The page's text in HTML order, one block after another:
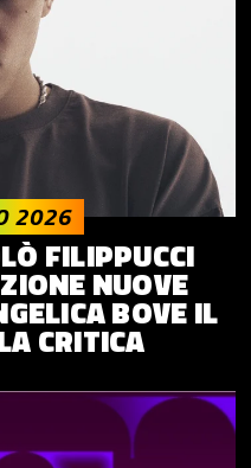
FILIPPUCCI
NUOVE
BOVE IL
CRITICA
2026